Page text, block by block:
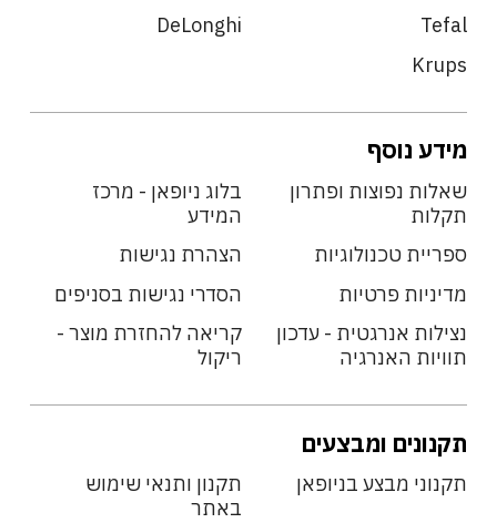
Tefal
DeLonghi
Krups
מידע נוסף
שאלות נפוצות ופתרון
תקלות
בלוג ניופאן - מרכז
המידע
ספריית טכנולוגיות
הצהרת נגישות
מדיניות פרטיות
הסדרי נגישות בסניפים
נצילות אנרגטית - עדכון
תוויות האנרגיה
קריאה להחזרת מוצר -
ריקול
תקנונים ומבצעים
תקנוני מבצע בניופאן
תקנון ותנאי שימוש
באתר